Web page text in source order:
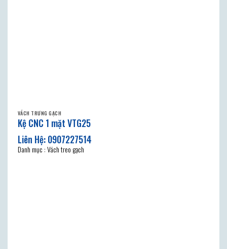
VÁCH TRƯNG GẠCH
Kệ CNC 1 mặt VTG25
Danh mục : Vách treo gạch